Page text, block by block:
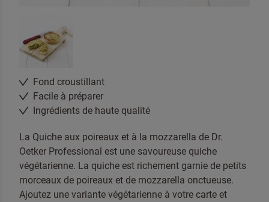
Fond croustillant
Facile à préparer
Ingrédients de haute qualité
La Quiche aux poireaux et à la mozzarella de Dr.
Oetker Professional est une savoureuse quiche
végétarienne. La quiche est richement garnie de petits
morceaux de poireaux et de mozzarella onctueuse.
Ajoutez une variante végétarienne à votre carte et